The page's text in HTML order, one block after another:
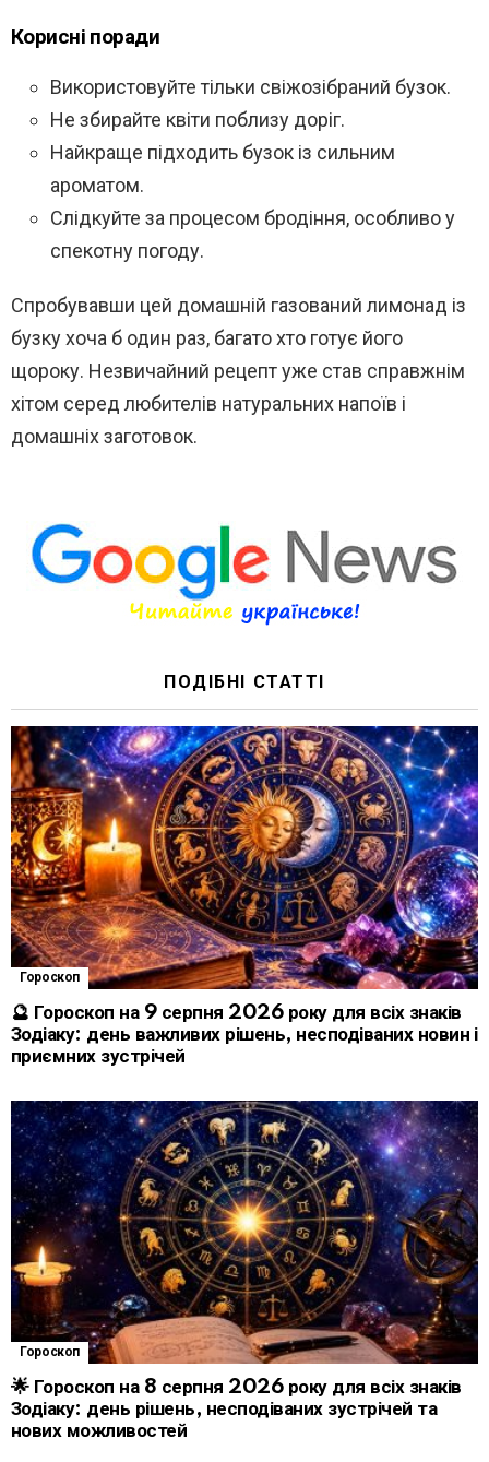
Корисні поради
Використовуйте тільки свіжозібраний бузок.
Не збирайте квіти поблизу доріг.
Найкраще підходить бузок із сильним
ароматом.
Слідкуйте за процесом бродіння, особливо у
спекотну погоду.
Спробувавши цей домашній газований лимонад із
бузку хоча б один раз, багато хто готує його
щороку. Незвичайний рецепт уже став справжнім
хітом серед любителів натуральних напоїв і
домашніх заготовок.
ПОДІБНІ СТАТТІ
Гороскоп
🔮 Гороскоп на 9 серпня 2026 року для всіх знаків
Зодіаку: день важливих рішень, несподіваних новин і
приємних зустрічей
Гороскоп
🌟 Гороскоп на 8 серпня 2026 року для всіх знаків
Зодіаку: день рішень, несподіваних зустрічей та
нових можливостей